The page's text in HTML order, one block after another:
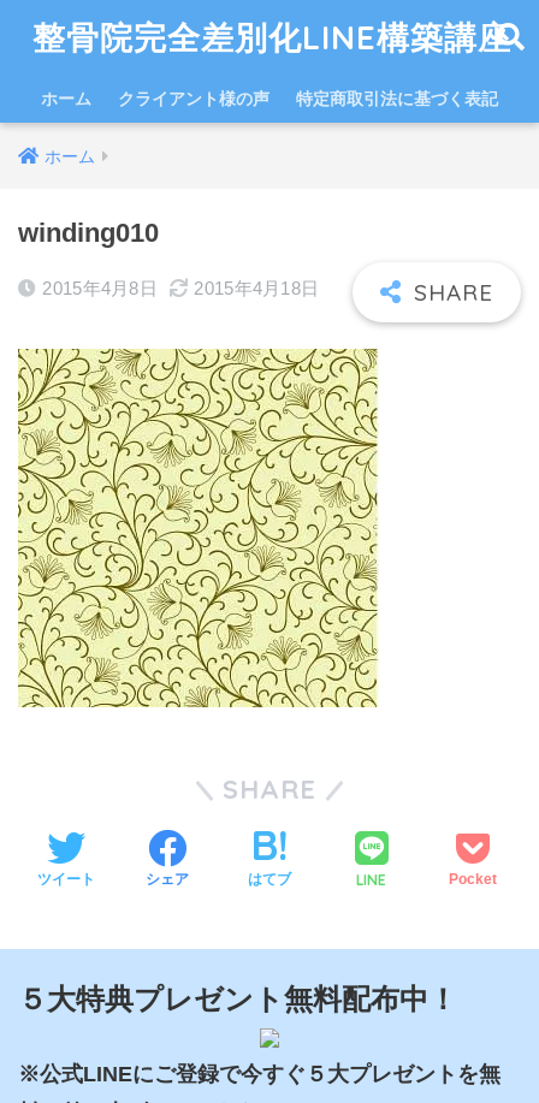
整骨院完全差別化LINE構築講座
ホーム クライアント様の声 特定商取引法に基づく表記
ホーム
winding010
2015年4月8日 2015年4月18日
SHARE
ツイート シェア はてブ LINE Pocket
５大特典プレゼント無料配布中！
※公式LINEにご登録で今すぐ５大プレゼントを無